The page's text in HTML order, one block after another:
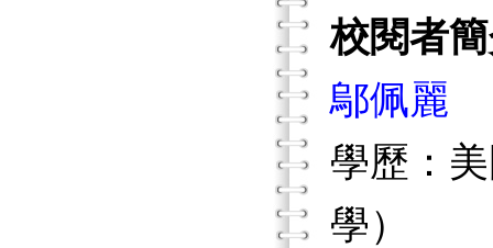
校閱者
鄔佩麗
學歷：
學）